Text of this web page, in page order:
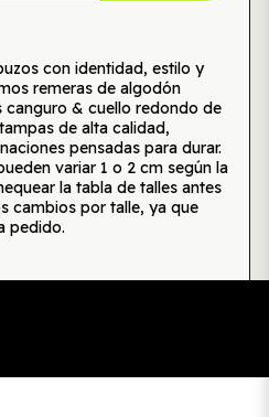
con identidad, estilo y
remeras de algodón
& cuello redondo de
de alta calidad,
pensadas para durar.
variar 1 o 2 cm según la
la tabla de talles antes
cambios por talle, ya que
pedido.